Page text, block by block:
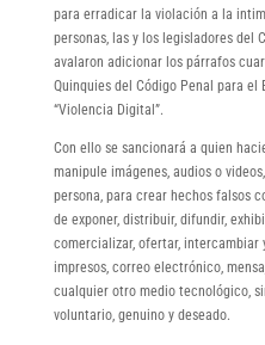
para erradicar la violación a la
personas, las y los legisladores del
avalaron adicionar los párrafos
Quinquies del Código Penal para el
“Violencia Digital”.
Con ello se sancionará a quien
manipule imágenes, audios o
persona, para crear hechos falsos
de exponer, distribuir, difundir,
comercializar, ofertar,
impresos, correo electrónico,
cualquier otro medio tecnológico,
voluntario, genuino y deseado.